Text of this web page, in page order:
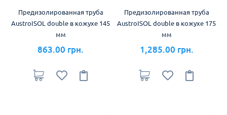
Предизолированная труба
AustroISOL double в кожухе 145
мм
863.00 грн.
Предизолированная труба
AustroISOL double в кожухе 175
мм
1,285.00 грн.